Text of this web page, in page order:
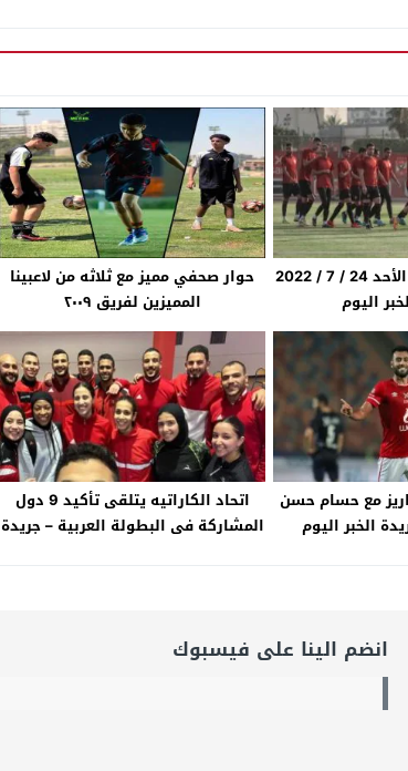
أخبار الأهلى اليوم الأحد 24 / 7 / 2022
حوار صحفي مميز مع ثلاثه من لاعبينا
المميزين لفريق ٢٠٠٩
مع حسام حسن
اليوم
اتحاد الكاراتيه يتلقى تأكيد 9 دول
المشاركة فى البطولة العربية – جريدة
انضم الينا على فيسبوك